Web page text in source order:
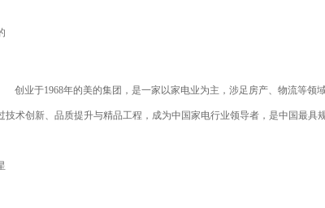
创业于1968年的美的集团，是一家以家电业为主，涉足房产、物流等领
技术创新、品质提升与精品工程，成为中国家电行业领导者，是中国最具